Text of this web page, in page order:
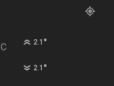
C 2.1 °
2.1 °